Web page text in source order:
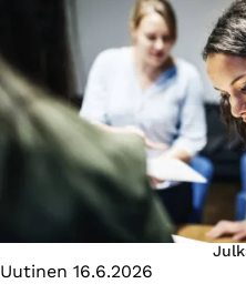
Uutinen 16.6.2026